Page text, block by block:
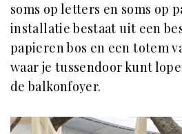
soms op letters en soms op
installatie bestaat uit een
papieren bos en een totem
waar je tussendoor kunt
de balkonfoyer.